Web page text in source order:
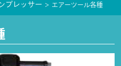
プレッサー エアーツール各種